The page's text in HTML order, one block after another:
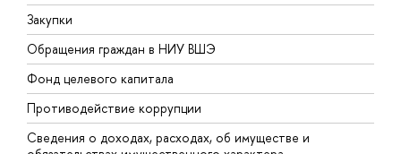
Закупки
Обращения граждан в НИУ ВШЭ
Фонд целевого капитала
Противодействие коррупции
Сведения о доходах, расходах, об имуществе и